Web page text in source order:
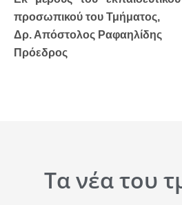
προσωπικού του Τμήματος,
Δρ. Απόστολος Ραφαηλίδης
Πρόεδρος
Τα νέα του